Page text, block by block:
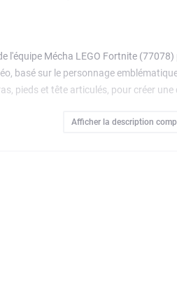
l'équipe Mécha LEGO Fortnite
basé sur le personnage
pieds et tête articulés, pour créer
: 2 équipements du Chef
Afficher la description